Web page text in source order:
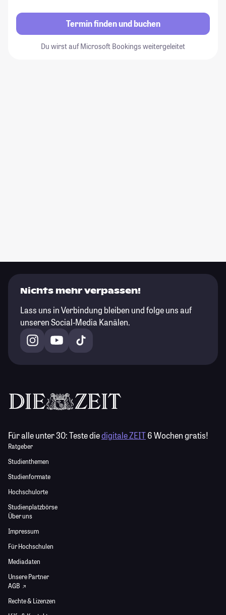
Termin finden und buchen
Du wirst auf Microsoft Bookings weitergeleitet
Nichts mehr verpassen!
Lass uns in Verbindung bleiben und folge uns auf
unseren Social-Media Kanälen.
Für alle unter 30:Teste diedigitale ZEIT6 Wochen gratis!
Ratgeber
Studienthemen
Studienformate
Hochschulorte
Studienplatzbörse
Über uns
Impressum
Für Hochschulen
Mediadaten
Unsere Partner
AGB
Rechte & Lizenzen